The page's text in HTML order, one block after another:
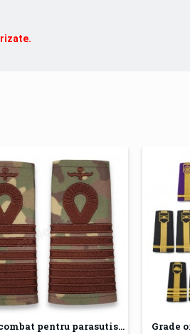
Grade combat pentru parasutisti Grade